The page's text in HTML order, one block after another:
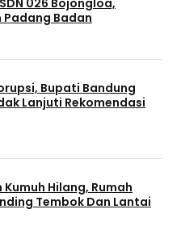
Badan
Bupati Bandung
Lanjuti Rekomendasi
Hilang, Rumah
Tembok Dan Lantai